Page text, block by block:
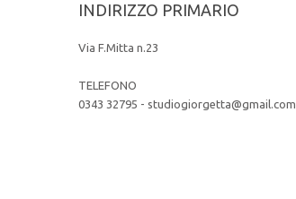
INDIRIZZO PRIMARIO
Via F.Mitta n.23
TELEFONO
0343 32795 - studiogiorgetta@gmail.com